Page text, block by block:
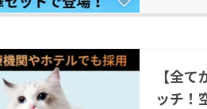
【全
ッチ！